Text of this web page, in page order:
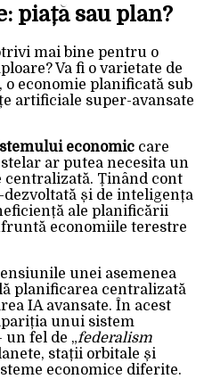
piață sau plan?
mai bine pentru o
Va fi o varietate de
economie planificată sub
artificiale super-avansate
economic care
ar putea necesita un
Ținând cont
și de inteligența
ale planificării
economiile terestre
unei asemenea
planificarea centralizată
IA avansate. În acest
unui sistem
fel de „federalism
stații orbitale și
economice diferite.